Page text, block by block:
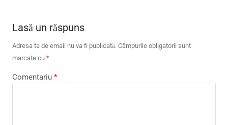
Lasă un răspuns
Adresa ta de email nu va fi publicată. Câmpurile obligatorii sunt
marcate cu *
Comentariu *